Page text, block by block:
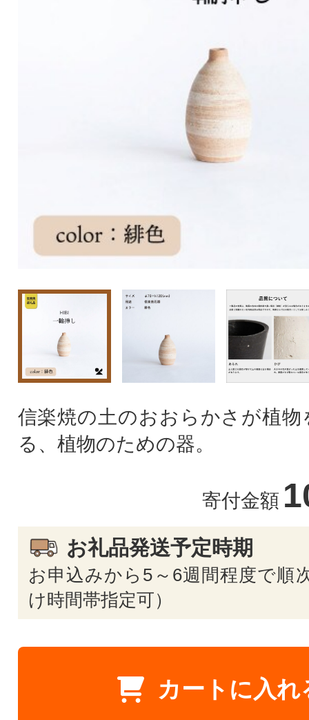
信楽焼の土のおおらかさが植物
る、植物のための器。
寄付金額
お礼品発送予定時期
お申込みから5～6週間程度で順
け時間帯指定可）
カートに入れ